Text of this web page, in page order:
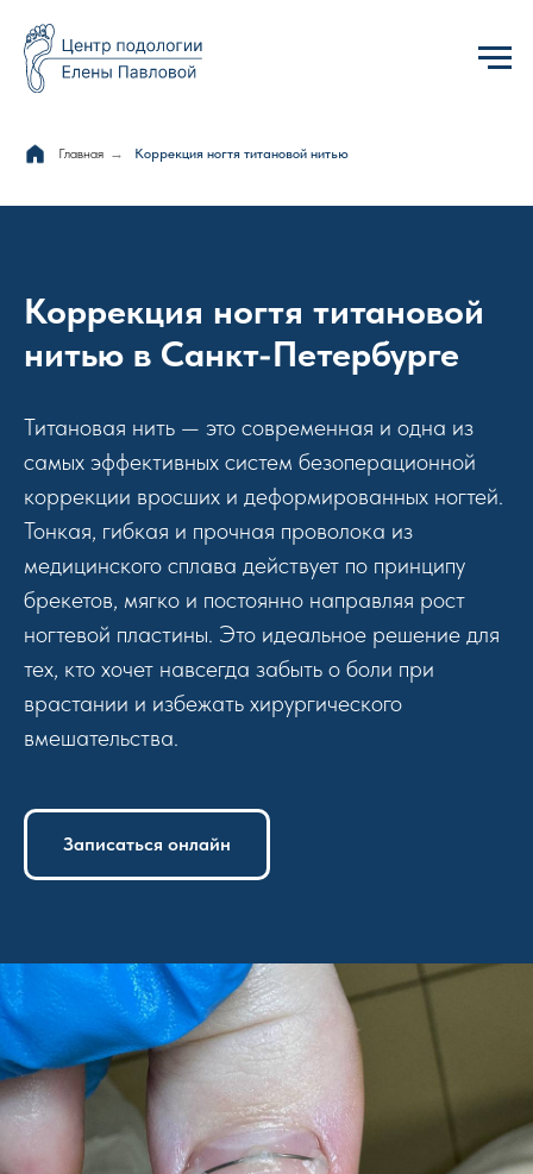
Главная → Коррекция ногтя титановой нитью
Коррекция ногтя титановой
нитью в Санкт-Петербурге
Титановая нить — это современная и одна из
самых эффективных систем безоперационной
коррекции вросших и деформированных ногтей.
Тонкая, гибкая и прочная проволока из
медицинского сплава действует по принципу
брекетов, мягко и постоянно направляя рост
ногтевой пластины. Это идеальное решение для
тех, кто хочет навсегда забыть о боли при
врастании и избежать хирургического
вмешательства.
Записаться онлайн